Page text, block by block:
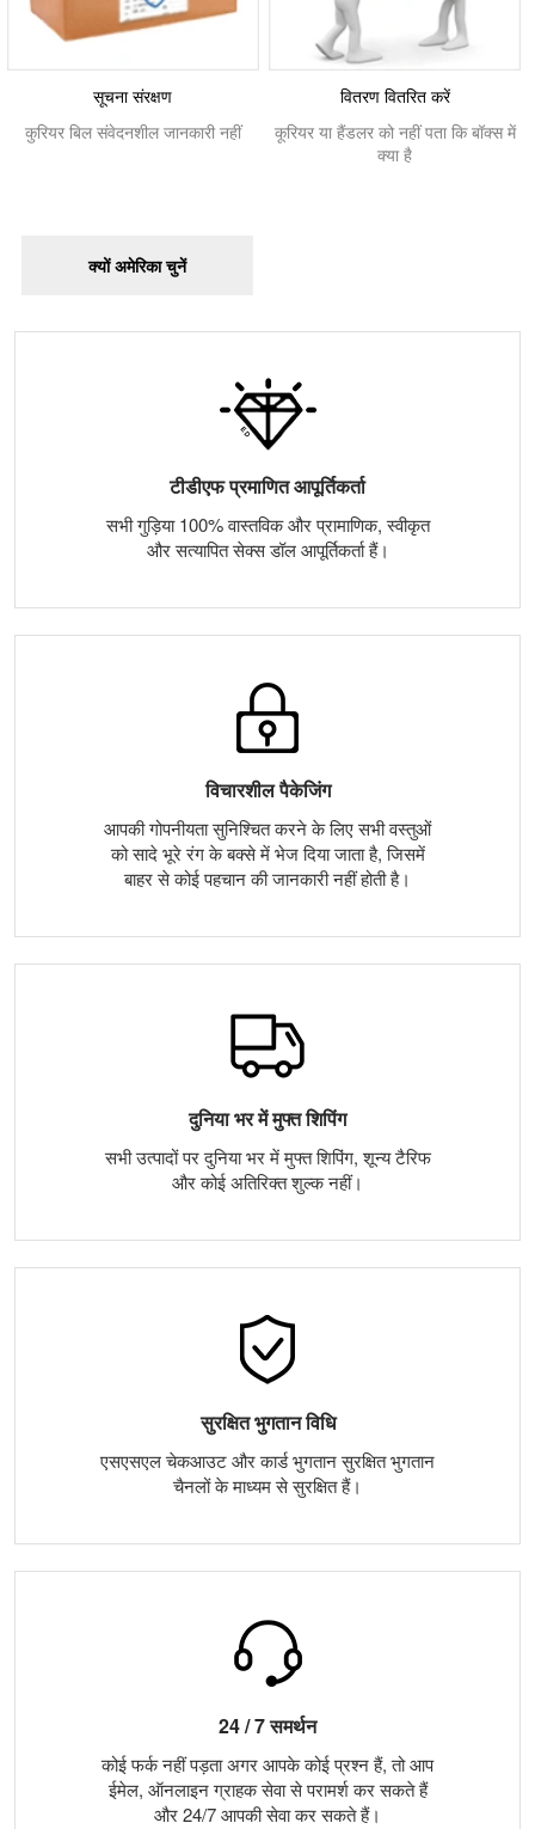
सूचना संरक्षण
कुरियर बिल संवेदनशील जानकारी नहीं
वितरण वितरित करें
कूरियर या हैंडलर को नहीं पता कि बॉक्स में
क्या है
क्यों अमेरिका चुनें
टीडीएफ प्रमाणित आपूर्तिकर्ता
सभी गुड़िया 100% वास्तविक और प्रामाणिक, स्वीकृत
और सत्यापित सेक्स डॉल आपूर्तिकर्ता हैं।
विचारशील पैकेजिंग
आपकी गोपनीयता सुनिश्चित करने के लिए सभी वस्तुओं
को सादे भूरे रंग के बक्से में भेज दिया जाता है, जिसमें
बाहर से कोई पहचान की जानकारी नहीं होती है।
दुनिया भर में मुफ्त शिपिंग
सभी उत्पादों पर दुनिया भर में मुफ्त शिपिंग, शून्य टैरिफ
और कोई अतिरिक्त शुल्क नहीं।
सुरक्षित भुगतान विधि
एसएसएल चेकआउट और कार्ड भुगतान सुरक्षित भुगतान
चैनलों के माध्यम से सुरक्षित हैं।
24 / 7 समर्थन
कोई फर्क नहीं पड़ता अगर आपके कोई प्रश्न हैं, तो आप
ईमेल, ऑनलाइन ग्राहक सेवा से परामर्श कर सकते हैं
और 24/7 आपकी सेवा कर सकते हैं।